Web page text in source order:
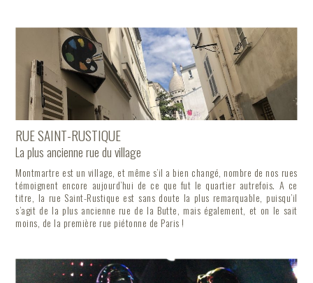
RUE SAINT-RUSTIQUE
La plus ancienne rue du village
Montmartre est un village, et même s’il a bien changé, nombre de nos rues
témoignent encore aujourd’hui de ce que fut le quartier autrefois. A ce
titre, la rue Saint-Rustique est sans doute la plus remarquable, puisqu’il
s’agit de la plus ancienne rue de la Butte, mais également, et on le sait
moins, de la première rue piétonne de Paris !